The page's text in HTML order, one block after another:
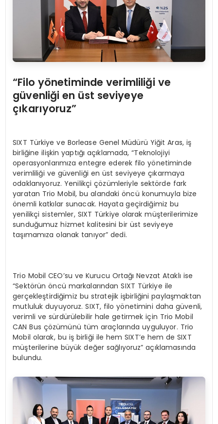
“Filo yönetiminde verimliliği ve
güvenliği en üst seviyeye
çıkarıyoruz”
SIXT Türkiye ve Borlease Genel Müdürü Yiğit Aras, iş
birliğine ilişkin yaptığı açıklamada, “Teknolojiyi
operasyonlarımıza entegre ederek filo yönetiminde
verimliliği ve güvenliği en üst seviyeye çıkarmaya
odaklanıyoruz. Yenilikçi çözümleriyle sektörde fark
yaratan Trio Mobil, bu alandaki öncü konumuyla bize
önemli katkılar sunacak. Hayata geçirdiğimiz bu
yenilikçi sistemler, SIXT Türkiye olarak müşterilerimize
sunduğumuz hizmet kalitesini bir üst seviyeye
taşımamıza olanak tanıyor” dedi.
Trio Mobil CEO’su ve Kurucu Ortağı Nevzat Ataklı ise
“Sektörün öncü markalarından SIXT Türkiye ile
gerçekleştirdiğimiz bu stratejik işbirliğini paylaşmaktan
mutluluk duyuyoruz. SIXT, filo yönetimini daha güvenli,
verimli ve sürdürülebilir hale getirmek için Trio Mobil
CAN Bus çözümünü tüm araçlarında uyguluyor. Trio
Mobil olarak, bu iş birliği ile hem SIXT’e hem de SIXT
müşterilerine büyük değer sağlıyoruz” açıklamasında
bulundu.